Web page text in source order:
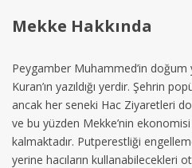
Mekke Hakkında
Peygamber Muhammed’in
Kuran’ın yazıldığı yerdir. Şehrin
ancak her seneki Hac Ziyaretleri
ve bu yüzden Mekke’nin
kalmaktadır. Putperestliği
yerine hacıların kullanabilecekleri